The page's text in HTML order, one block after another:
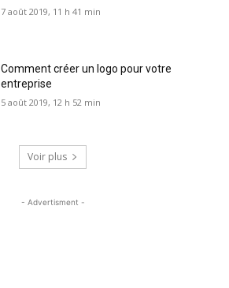
7 août 2019, 11 h 41 min
Comment créer un logo pour votre
entreprise
5 août 2019, 12 h 52 min
Voir plus
- Advertisment -